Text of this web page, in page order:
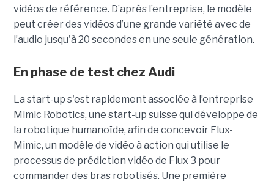
vidéos de référence. D’après l’entreprise, le modèle
peut créer des vidéos d’une grande variété avec de
l’audio jusqu'à 20 secondes en une seule génération.
En phase de test chez Audi
La start-up s'est rapidement associée à l’entreprise
Mimic Robotics, une start-up suisse qui développe de
la robotique humanoïde, afin de concevoir Flux-
Mimic, un modèle de vidéo à action qui utilise le
processus de prédiction vidéo de Flux 3 pour
commander des bras robotisés. Une première